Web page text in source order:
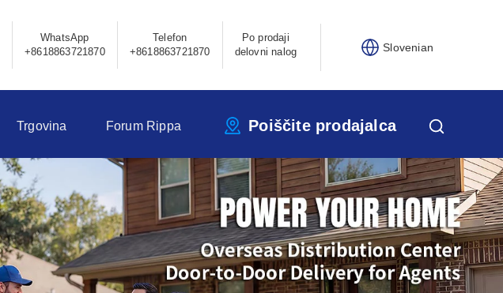
WhatsApp
+8618863721870
Telefon
+8618863721870
Po prodaji
delovni nalog
Slovenian
Trgovina Forum Rippa Poiščite prodajalca